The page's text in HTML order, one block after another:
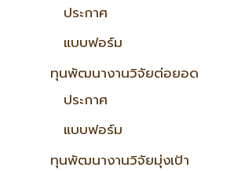
ประกาศ
แบบฟอร์ม
ทุนพัฒนางานวิจัยต่อยอด
ประกาศ
แบบฟอร์ม
ทุนพัฒนางานวิจัยมุ่งเป้า